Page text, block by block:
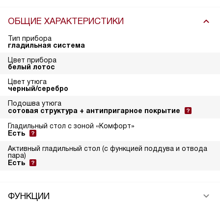
ОБЩИЕ ХАРАКТЕРИСТИКИ
Тип прибора
гладильная система
Цвет прибора
белый лотос
Цвет утюга
черный/серебро
Подошва утюга
сотовая структура + антипригарное покрытие
Гладильный стол с зоной «Комфорт»
Есть
Активный гладильный стол (с функцией поддува и отвода
пара)
Есть
ФУНКЦИИ